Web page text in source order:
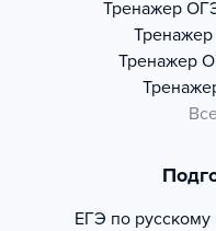
Тренажер
Тренажер
Тренажер
ЕГЭ по русскому